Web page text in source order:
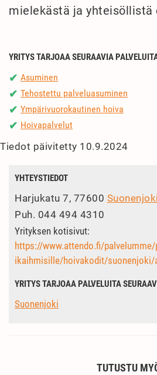
mielekästä ja yhteisöllistä
YRITYS TARJOAA SEURAAVIA
✔ Asuminen
✔ Tehostettu palveluasuminen
✔ Ympärivuorokautinen hoiva
✔ Hoivapalvelut
Tiedot päivitetty 10.9.2024
YHTEYSTIEDOT
Harjukatu 7, 77600 Suonenjoki
Puh. 044 494 4310
Yrityksen kotisivut:
https://www.attendo.fi/palvelumme/
ikaihmisille/hoivakodit/suonenjoki/
YRITYS TARJOAA PALVELUITA
Suonenjoki
TUTUSTU